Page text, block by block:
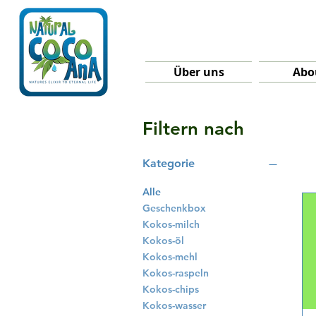
Über uns
Filtern nach
Kategorie
Alle
Geschenkbox
Kokos-milch
Kokos-öl
Kokos-mehl
Kokos-raspeln
Kokos-chips
Kokos-wasser